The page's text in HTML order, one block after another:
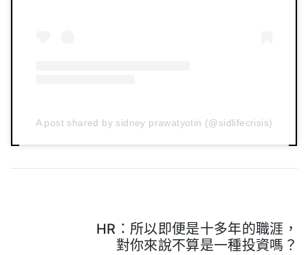
A post shared by sidney prawatyotin (@sidlifecrisis)
HR：所以即便是十多年的職涯，
對你來說不算是一種投資嗎？